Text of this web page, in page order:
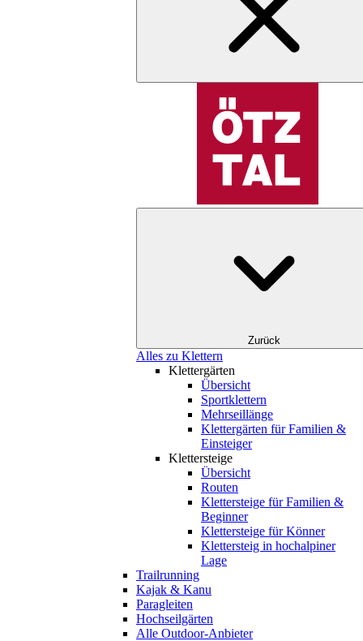
Zurück
Alles zu Klettern
Klettergärten
Übersicht
Sportklettern
Mehrseillänge
Klettergärten für Familien &
Einsteiger
Klettersteige
Übersicht
Routen
Klettersteige für Familien &
Beginner
Klettersteige für Könner
Klettersteig in hochalpiner
Lage
Trailrunning
Kajak & Kanu
Paragleiten
Hochseilgärten
Alle Outdoor-Anbieter